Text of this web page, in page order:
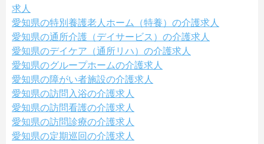
求人
愛知県の特別養護老人ホーム（特養）の介護求人
愛知県の通所介護（デイサービス）の介護求人
愛知県のデイケア（通所リハ）の介護求人
愛知県のグループホームの介護求人
愛知県の障がい者施設の介護求人
愛知県の訪問入浴の介護求人
愛知県の訪問看護の介護求人
愛知県の訪問診療の介護求人
愛知県の定期巡回の介護求人